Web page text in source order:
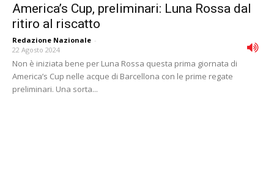
America’s Cup, preliminari: Luna Rossa dal
ritiro al riscatto
Redazione Nazionale -
22 Agosto 2024
Non è iniziata bene per Luna Rossa questa prima giornata di
America’s Cup nelle acque di Barcellona con le prime regate
preliminari. Una sorta...